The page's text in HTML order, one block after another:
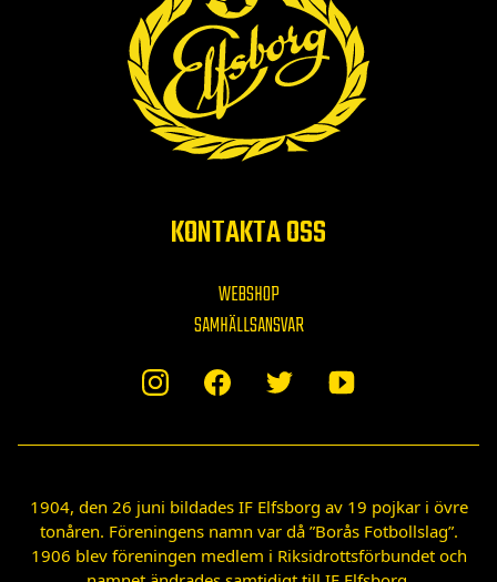
KONTAKTA OSS
WEBSHOP
SAMHÄLLSANSVAR
1904, den 26 juni bildades IF Elfsborg av 19 pojkar i övre
tonåren. Föreningens namn var då ”Borås Fotbollslag”.
1906 blev föreningen medlem i Riksidrottsförbundet och